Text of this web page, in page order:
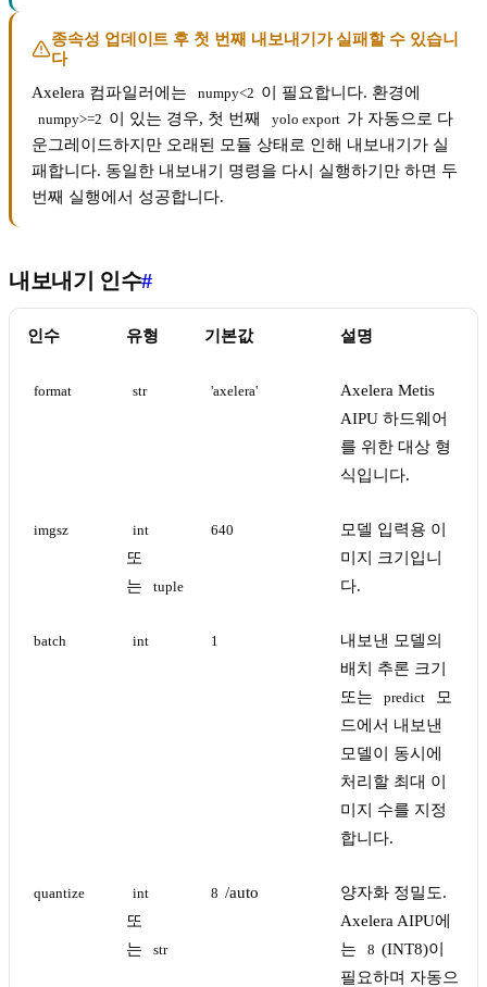
종속성 업데이트 후 첫 번째 내보내기가 실패할 수 있습니
다
Axelera 컴파일러에는
numpy<2 이 필요합니다. 환경에
numpy>=2 이 있는 경우, 첫 번째 yolo export 가 자동으로 다
운그레이드하지만 오래된 모듈 상태로 인해 내보내기가 실
패합니다. 동일한 내보내기 명령을 다시 실행하기만 하면 두
번째 실행에서 성공합니다.
내보내기 인수#
인수 유형 기본값 설명
format str 'axelera'
Axelera Metis
AIPU 하드웨어
를 위한 대상 형
식입니다.
imgsz int
또
는
tuple
640
모델 입력용 이
미지 크기입니
다.
batch int 1
내보낸 모델의
배치 추론 크기
또는
predict
모
드에서 내보낸
모델이 동시에
처리할 최대 이
미지 수를 지정
합니다.
quantize int
또
는
str
8 /auto
양자화 정밀도.
Axelera AIPU에
는
8 (INT8)이
필요하며 자동으